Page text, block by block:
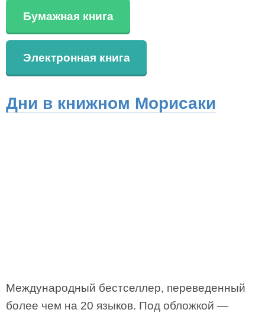
Бумажная книга
Электронная книга
Дни в книжном Морисаки
Международный бестселлер, переведенный
более чем на 20 языков. Под обложкой —